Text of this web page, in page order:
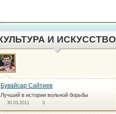
И ИСКУССТВО
Бувайсар Сайтиев
Лучший в истории вольной борьбы
30.03.2011 0